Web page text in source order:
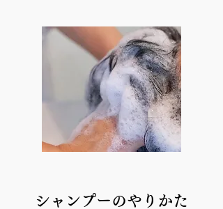
シャンプーのやりかた